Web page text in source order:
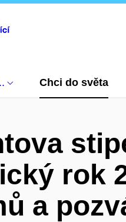
Chci do světa
rok
a